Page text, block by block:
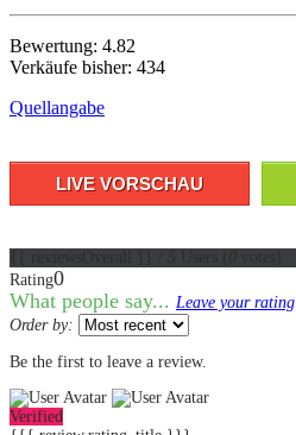
Bewertung: 4.82
Verkäufe bisher: 434
Quellangabe
LIVE VORSCHAU
Rating0
What people say... Leave your rating
Order by:
Be the first to leave a review.
Verified